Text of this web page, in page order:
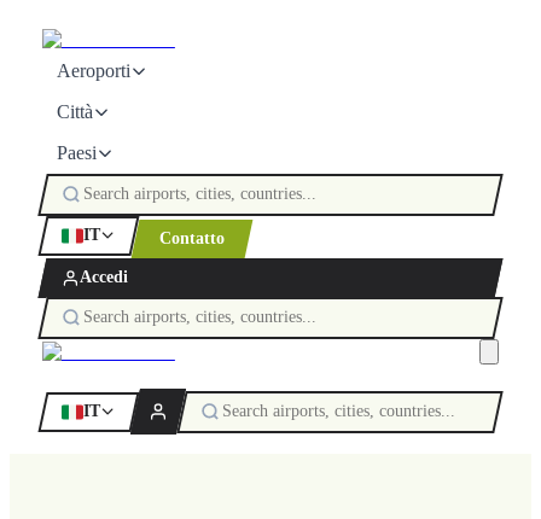
Aeroporti
Città
Paesi
IT Contatto
Accedi
IT